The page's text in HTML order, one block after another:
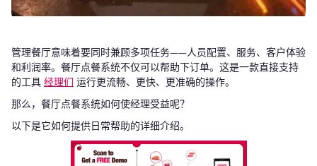
管理餐厅意味着要同时兼顾多项任务——人员配置、服务、客户体验
和利润率。餐厅点餐系统不仅可以帮助下订单。这是一款直接支持
的工具 经理们 运行更流畅、更快、更准确的操作。
那么，餐厅点餐系统如何使经理受益呢？
以下是它如何提供日常帮助的详细介绍。